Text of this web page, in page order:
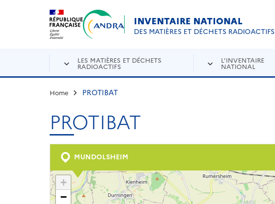
Aller au contenu principal
INVENTAIRE NATIONAL
DES MATIÈRES ET DÉCHETS RADIOACTIFS
LES MATIÈRES ET DÉCHETS
RADIOACTIFS
L'INVENTAIRE
NATIONAL
Home PROTIBAT
PROTIBAT
MUNDOLSHEIM
+
−